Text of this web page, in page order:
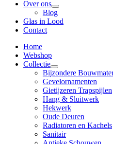
Over ons
Blog
Glas in Lood
Contact
Home
Webshop
Collectie
Bijzondere
Gevelornamenten
Gietijzeren Trapspijlen
Hang & Sluitwerk
Hekwerk
Oude Deuren
Radiatoren en Kachels
Sanitair